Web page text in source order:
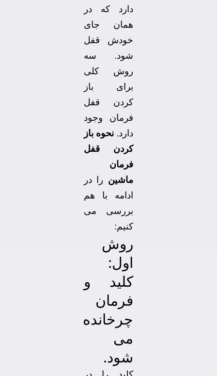
دارد که در
همان جای
خودش قفل
شود. سه
روش کلی
برای باز
کردن قفل
فرمان وجود
دارد. نحوه باز
کردن قفل
فرمان
ماشینرا در
ادامه با هم
بررسی می
کنیم:
روش
اول:
کلید و
فرمان
چرخانده
می
شود.